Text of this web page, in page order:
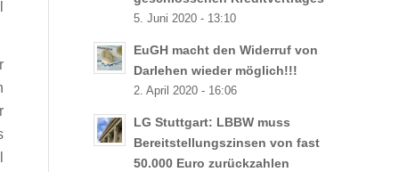
5. Juni 2020 - 13:10
EuGH macht den Widerruf von
Darlehen wieder möglich!!!
2. April 2020 - 16:06
LG Stuttgart: LBBW muss
Bereitstellungszinsen von fast
50.000 Euro zurückzahlen